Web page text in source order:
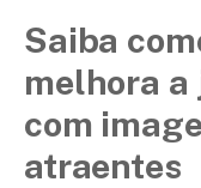
Saiba
melhora
com
atraentes